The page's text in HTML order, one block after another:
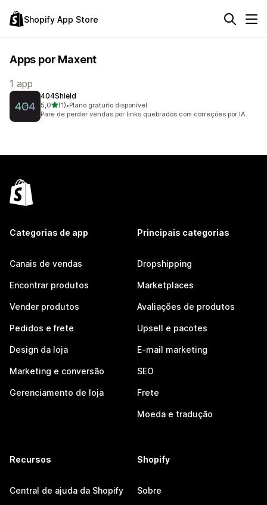
Shopify App Store
Apps por Maxent
1 app
404Shield
5,0de 5 estrelas
(1)
1 avaliações ao todo
•Plano gratuito disponível
Pare de perder vendas por links quebrados com correções por IA.
Categorias de app
Canais de vendas
Encontrar produtos
Vender produtos
Pedidos e frete
Design da loja
Marketing e conversão
Gerenciamento de loja
Principais categorias
Dropshipping
Marketplaces
Avaliações de produtos
Upsell e pacotes
E-mail marketing
SEO
Frete
Moeda e tradução
Recursos
Central de ajuda da Shopify
Shopify
Sobre